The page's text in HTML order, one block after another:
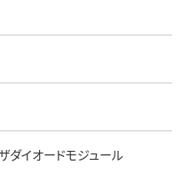
ダイオードモジュール